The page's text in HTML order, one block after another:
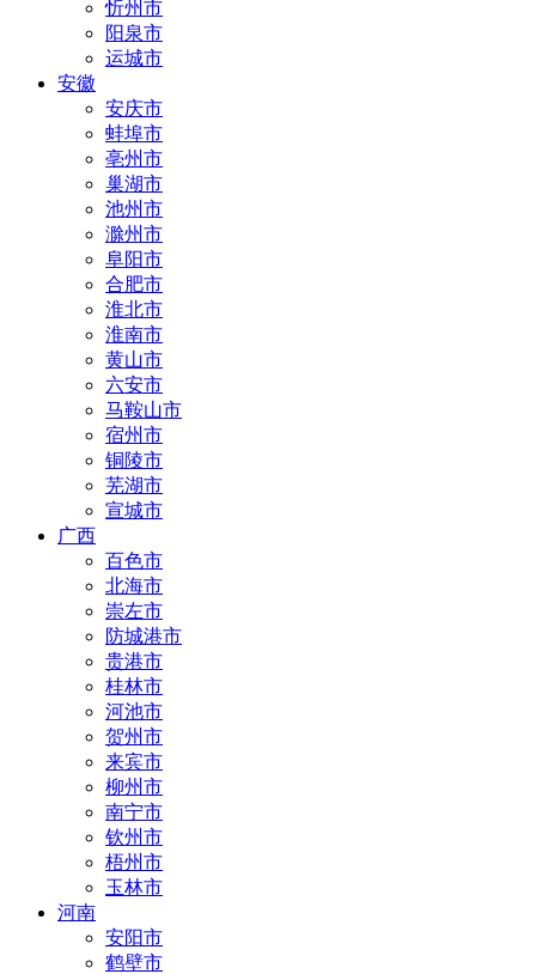
忻州市
阳泉市
运城市
安徽
安庆市
蚌埠市
亳州市
巢湖市
池州市
滁州市
阜阳市
合肥市
淮北市
淮南市
黄山市
六安市
马鞍山市
宿州市
铜陵市
芜湖市
宣城市
广西
百色市
北海市
崇左市
防城港市
贵港市
桂林市
河池市
贺州市
来宾市
柳州市
南宁市
钦州市
梧州市
玉林市
河南
安阳市
鹤壁市